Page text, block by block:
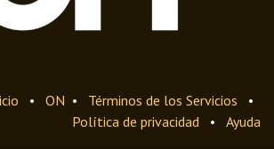
• ON • Términos de los Servicios
•
Política de privacidad
• Ayuda